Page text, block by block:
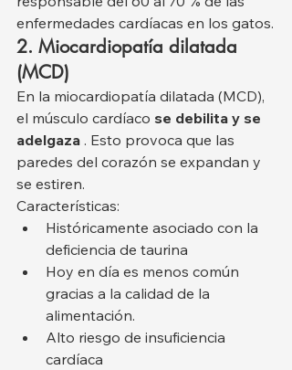
enfermedades cardíacas en los gatos.
2. Miocardiopatía dilatada
(MCD)
En la miocardiopatía dilatada (MCD),
el músculo cardíaco se debilita y se
adelgaza . Esto provoca que las
paredes del corazón se expandan y
se estiren.
Características:
Históricamente asociado con la
deficiencia de taurina
Hoy en día es menos común
gracias a la calidad de la
alimentación.
Alto riesgo de insuficiencia
cardíaca